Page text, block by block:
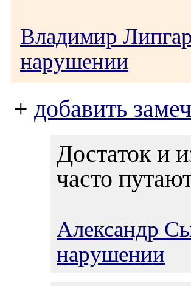
Владимир
нарушении
+ добавить
Достаток и
часто
Александр
нарушении